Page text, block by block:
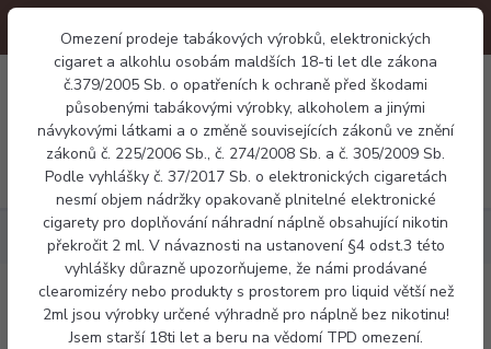
Omezení prodeje tabákových výrobků, elektronických
cigaret a alkohlu osobám maldších 18-ti let dle zákona
č.379/2005 Sb. o opatřeních k ochraně před škodami
působenými tabákovými výrobky, alkoholem a jinými
návykovými látkami a o změně souvisejících zákonů ve znění
zákonů č. 225/2006 Sb., č. 274/2008 Sb. a č. 305/2009 Sb.
Podle vyhlášky č. 37/2017 Sb. o elektronických cigaretách
nesmí objem nádržky opakovaně plnitelné elektronické
cigarety pro doplňování náhradní náplně obsahující nikotin
překročit 2 ml. V návaznosti na ustanovení §4 odst.3 této
vyhlášky důrazně upozorňujeme, že námi prodávané
clearomizéry nebo produkty s prostorem pro liquid větší než
2ml jsou výrobky určené výhradně pro náplně bez nikotinu!
Jsem starší 18ti let a beru na vědomí TPD omezení.
Menu
0 Kč
Elektronické cigarety Vaporesso ECO NANO 2
Vaporesso ECO NANO 2